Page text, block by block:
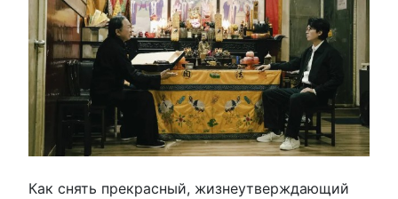
Как снять прекрасный, жизнеутверждающий